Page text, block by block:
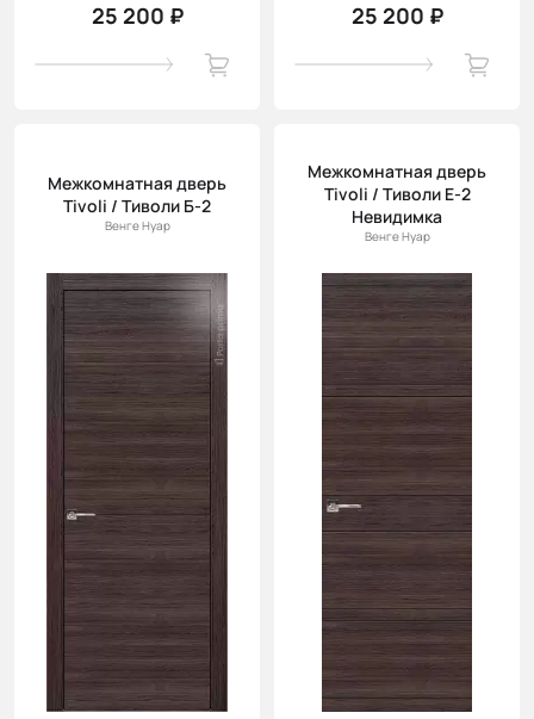
25 200 ₽ 25 200 ₽
Межкомнатная дверь
Tivoli / Тиволи Б-2
Венге Нуар
Межкомнатная дверь
Tivoli / Тиволи Е-2
Невидимка
Венге Нуар